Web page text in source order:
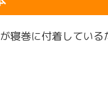
寝巻に付着している